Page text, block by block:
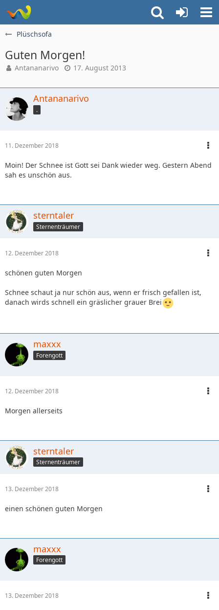
Plüschsofa
Guten Morgen!
Antananarivo 17. August 2013
Antananarivo
.
11. Dezember 2018
Moin! Der Schnee ist Gott sei Dank wieder weg. Gestern Abend
sah es unschön aus.
sterntaler
Sternenträumer
12. Dezember 2018
schönen guten Morgen
Schnee schaut ja nur schön aus, wenn er frisch gefallen ist,
danach wirds schnell ein gräslicher grauer Brei
maxxx
Forengott
12. Dezember 2018
Morgen allerseits
sterntaler
Sternenträumer
13. Dezember 2018
einen schönen guten Morgen
maxxx
Forengott
13. Dezember 2018